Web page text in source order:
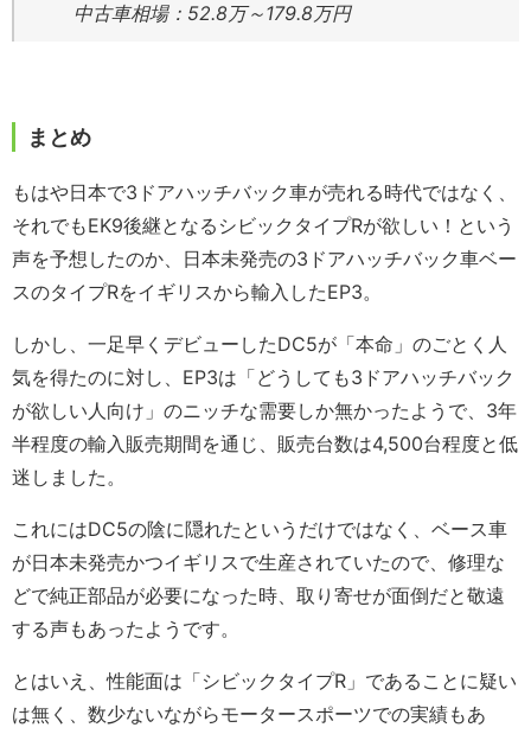
中古車相場：52.8万～179.8万円
まとめ
もはや日本で3ドアハッチバック車が売れる時代ではなく、
それでもEK9後継となるシビックタイプRが欲しい！という
声を予想したのか、日本未発売の3ドアハッチバック車ベー
スのタイプRをイギリスから輸入したEP3。
しかし、一足早くデビューしたDC5が「本命」のごとく人
気を得たのに対し、EP3は「どうしても3ドアハッチバック
が欲しい人向け」のニッチな需要しか無かったようで、3年
半程度の輸入販売期間を通じ、販売台数は4,500台程度と低
迷しました。
これにはDC5の陰に隠れたというだけではなく、ベース車
が日本未発売かつイギリスで生産されていたので、修理な
どで純正部品が必要になった時、取り寄せが面倒だと敬遠
する声もあったようです。
とはいえ、性能面は「シビックタイプR」であることに疑い
は無く、数少ないながらモータースポーツでの実績もあ